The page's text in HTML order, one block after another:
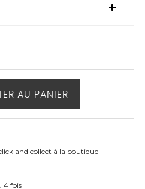
AU PANIER
and collect à la boutique
4 fois